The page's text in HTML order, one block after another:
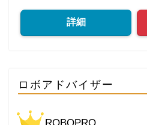
詳細
ロボアドバイザー